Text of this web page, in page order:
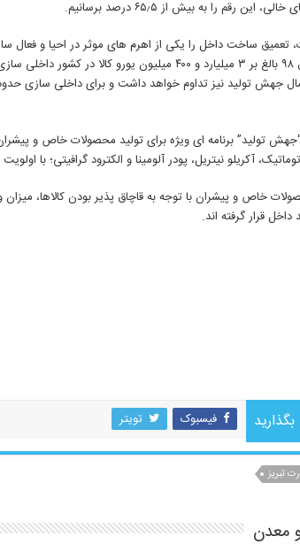
میلیونی
کشور
رقم را به بیش از ۶۵٫۵ درصد برسانیم.
تعمیق ساخت داخل را یکی از اهرم های موثر در احیا و فعال
جهش تولید نیز تداوم خواهد داشت و برای داخلی سازی
تولید” برنامه ای ویژه برای تولید محصولات خاص و
آکریلو نیتریل، پودر آلومینا و الکترود گرافیتی؛ با
خاص و پیشران با توجه به قاچاق پذیر بودن کالاها، میزان
قرار گرفته اند.
فیسبوک تویتر
تبریز
معدن